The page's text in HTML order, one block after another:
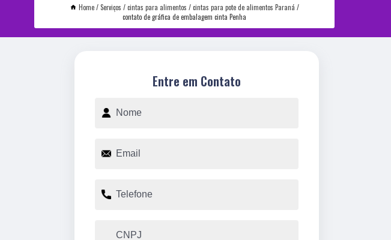
Home Serviços cintas para alimentos
cintas para pote de alimentos Paraná
contato de gráfica de embalagem cinta Penha
Entre em Contato